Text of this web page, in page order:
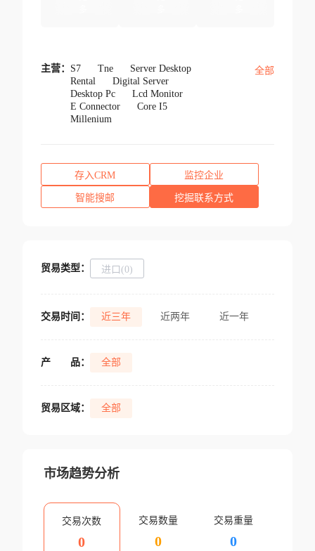
主营： S7 Tne
Server Desktop
Rental
Digital Server
Desktop Pc
Lcd Monitor
E Connector
Core I5
Millenium
全部
存入CRM 监控企业
智能搜邮 挖掘联系方式
贸易类型： 进口(0)
交易时间： 近三年 近两年 近一年
产 品： 全部
贸易区域： 全部
市场趋势分析
交易次数
0
交易数量
0
交易重量
0